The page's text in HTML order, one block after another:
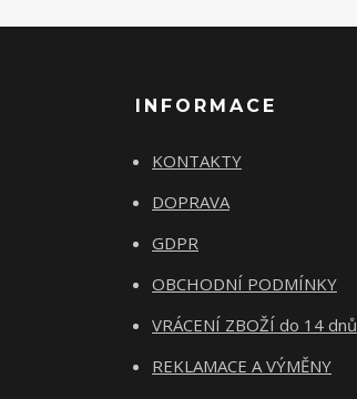
INFORMACE
KONTAKTY
DOPRAVA
GDPR
OBCHODNÍ PODMÍNKY
VRÁCENÍ ZBOŽÍ do 14 dnů
REKLAMACE A VÝMĚNY